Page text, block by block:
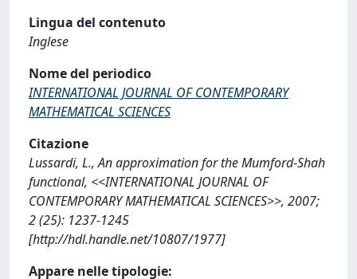
Lingua del contenuto
Inglese
Nome del periodico
INTERNATIONAL JOURNAL OF CONTEMPORARY
MATHEMATICAL SCIENCES
Citazione
Lussardi, L., An approximation for the Mumford-Shah
functional, <<INTERNATIONAL JOURNAL OF
CONTEMPORARY MATHEMATICAL SCIENCES>>, 2007;
2 (25): 1237-1245
[http://hdl.handle.net/10807/1977]
Appare nelle tipologie: